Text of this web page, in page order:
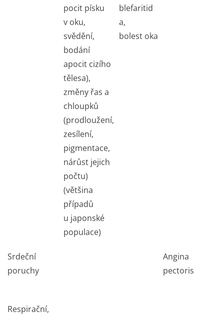
pocit písku
v oku,
svědění,
bodání
apocit cizího
tělesa),
změny řas a
chloupků
(prodloužení,
zesílení,
pigmentace,
nárůst jejich
počtu)
(většina
případů
u japonské
populace)
blefaritid
a,
bolest oka
Srdeční
poruchy
Angina
pectoris
Respirační,